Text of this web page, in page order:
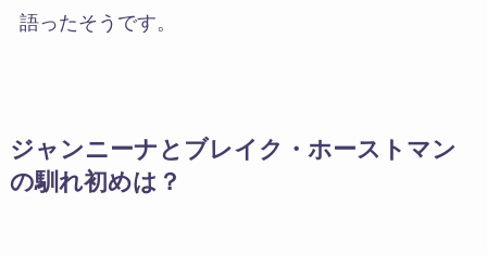
語ったそうです。
ジャンニーナとブレイク・ホーストマン
の馴れ初めは？